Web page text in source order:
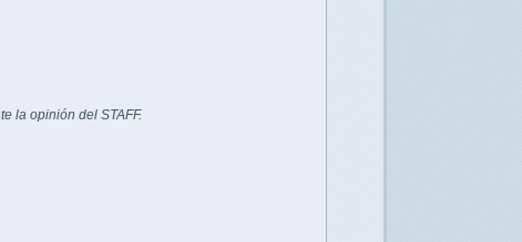
la opinión del STAFF.